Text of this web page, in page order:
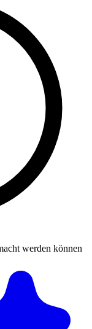
werden können